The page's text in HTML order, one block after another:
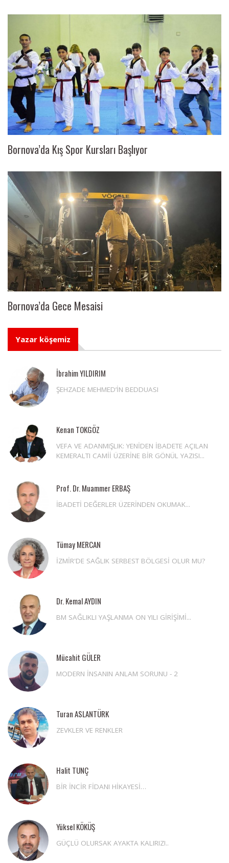
Bornova’da Kış Spor Kursları Başlıyor
Bornova’da Gece Mesaisi
Yazar köşemiz
İbrahim YILDIRIM
ŞEHZADE MEHMED’İN BEDDUASI
Kenan TOKGÖZ
VEFA VE ADANMIŞLIK: YENİDEN İBADETE AÇILAN
KEMERALTI CAMİİ ÜZERİNE BİR GÖNÜL YAZISI...
Prof. Dr. Muammer ERBAŞ
İBADETİ DEĞERLER ÜZERİNDEN OKUMAK...
Tümay MERCAN
İZMİR'DE SAĞLIK SERBEST BÖLGESİ OLUR MU?
Dr. Kemal AYDIN
BM SAĞLIKLI YAŞLANMA ON YILI GİRİŞİMİ...
Mücahit GÜLER
MODERN İNSANIN ANLAM SORUNU - 2
Turan ASLANTÜRK
ZEVKLER VE RENKLER
Halit TUNÇ
BİR İNCİR FİDANI HİKAYESİ…
Yüksel KÖKÜŞ
GÜÇLÜ OLURSAK AYAKTA KALIRIZ!..